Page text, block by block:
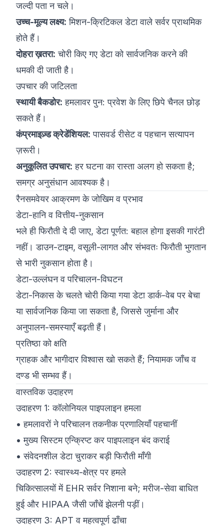
जल्दी पता न चले।
उच्च-मूल्य लक्ष्य: मिशन-क्रिटिकल डेटा वाले सर्वर प्राथमिक
होते हैं।
दोहरा ख़तरा: चोरी किए गए डेटा को सार्वजनिक करने की
धमकी दी जाती है।
उपचार की जटिलता
स्थायी बैकडोर: हमलावर पुन: प्रवेश के लिए छिपे चैनल छोड़
सकते हैं।
कंप्रमाइज़्ड क्रेडेंशियल: पासवर्ड रीसेट व पहचान सत्यापन
ज़रूरी।
अनुकूलित उपचार: हर घटना का रास्ता अलग हो सकता है;
समग्र अनुसंधान आवश्यक है।
रैनसमवेयर आक्रमण के जोखिम व प्रभाव
डेटा-हानि व वित्तीय-नुकसान
भले ही फिरौती दे दी जाए, डेटा पूर्णत: बहाल होगा इसकी गारंटी
नहीं। डाउन-टाइम, वसूली-लागत और संभवतः फिरौती भुगतान
से भारी नुकसान होता है।
डेटा-उल्लंघन व परिचालन-विघटन
डेटा-निकास के चलते चोरी किया गया डेटा डार्क-वेब पर बेचा
या सार्वजनिक किया जा सकता है, जिससे जुर्माना और
अनुपालन-समस्याएँ बढ़ती हैं।
प्रतिष्ठा को क्षति
ग्राहक और भागीदार विश्वास खो सकते हैं; नियामक जाँच व
दण्ड भी सम्भव हैं।
वास्तविक उदाहरण
उदाहरण 1: कॉलोनियल पाइपलाइन हमला
• हमलावरों ने परिचालन तकनीक प्रणालियाँ पहचानीं
• मुख्य सिस्टम एन्क्रिप्ट कर पाइपलाइन बंद कराई
• संवेदनशील डेटा चुराकर बड़ी फिरौती माँगी
उदाहरण 2: स्वास्थ्य-क्षेत्र पर हमले
चिकित्सालयों में EHR सर्वर निशाना बने; मरीज-सेवा बाधित
हुई और HIPAA जैसी जाँचें झेलनी पड़ीं।
उदाहरण 3: APT व महत्वपूर्ण ढाँचा